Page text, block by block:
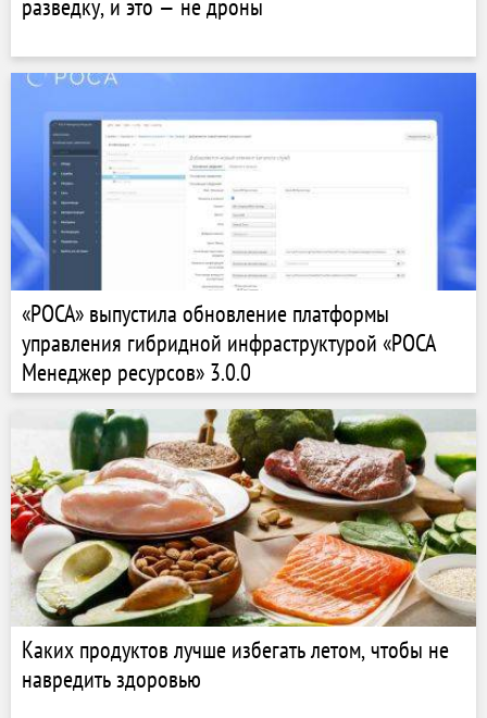
разведку, и это — не дроны
«РОСА» выпустила обновление платформы
управления гибридной инфраструктурой «РОСА
Менеджер ресурсов» 3.0.0
Каких продуктов лучше избегать летом, чтобы не
навредить здоровью